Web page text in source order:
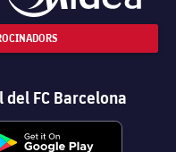
FC Barcelona